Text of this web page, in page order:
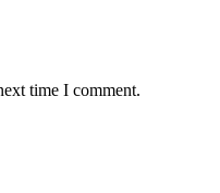
time I comment.